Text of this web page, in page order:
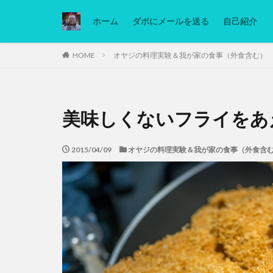
ホーム ダボにメールを送る 自己紹介
HOME オヤジの料理実験＆我が家の食事（外食含む）
美味しくないフライを
2015/04/09 オヤジの料理実験＆我が家の食事（外食含
カテゴリー
Ninjatrader